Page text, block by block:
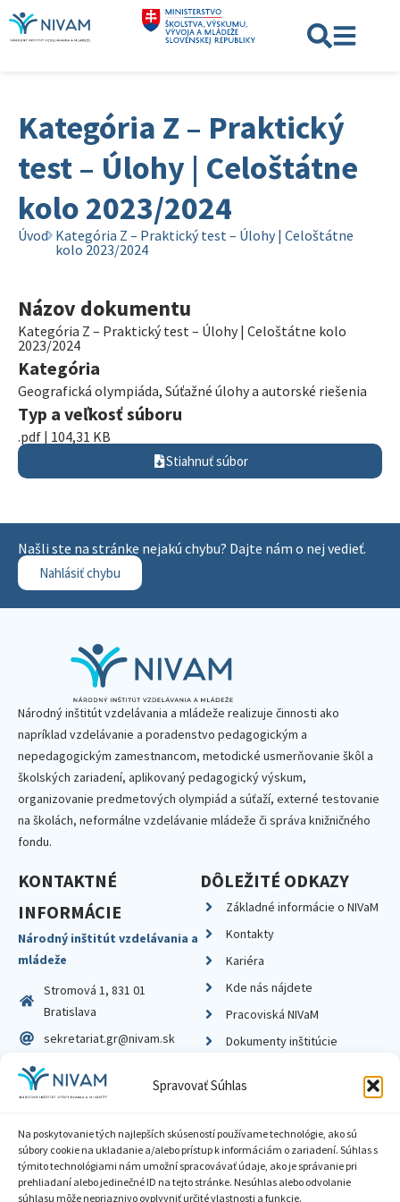
Spravovať Súhlas
Na poskytovanie tých najlepších skúseností používame technológie, ako sú
súbory cookie na ukladanie a/alebo prístup k informáciám o zariadení. Súhlas s
týmito technológiami nám umožní spracovávať údaje, ako je správanie pri
prehliadaní alebo jedinečné ID na tejto stránke. Nesúhlas alebo odvolanie
súhlasu môže nepriaznivo ovplyvniť určité vlastnosti a funkcie.
Kategória Z – Praktický
test – Úlohy | Celoštátne
kolo 2023/2024
Úvod Kategória Z – Praktický test – Úlohy | Celoštátne
kolo 2023/2024
Názov dokumentu
Kategória Z – Praktický test – Úlohy | Celoštátne kolo
2023/2024
Kategória
Geografická olympiáda, Súťažné úlohy a autorské riešenia
Typ a veľkosť súboru
.pdf | 104,31 KB
Stiahnuť súbor
Našli ste na stránke nejakú chybu? Dajte nám o nej vedieť.
Nahlásiť chybu
Národný inštitút vzdelávania a mládeže realizuje činnosti ako
napríklad vzdelávanie a poradenstvo pedagogickým a
nepedagogickým zamestnancom, metodické usmerňovanie škôl a
školských zariadení, aplikovaný pedagogický výskum,
organizovanie predmetových olympiád a súťaží, externé testovanie
na školách, neformálne vzdelávanie mládeže či správa knižničného
fondu.
KONTAKTNÉ
INFORMÁCIE
Národný inštitút vzdelávania a
mládeže
Stromová 1, 831 01
Bratislava
sekretariat.gr@nivam.sk
IČO: 00164348
DIČ: 2020798714
DÔLEŽITÉ ODKAZY
Základné informácie o NIVaM
Kontakty
Kariéra
Kde nás nájdete
Pracoviská NIVaM
Dokumenty inštitúcie
Zásady ochrany súkromia